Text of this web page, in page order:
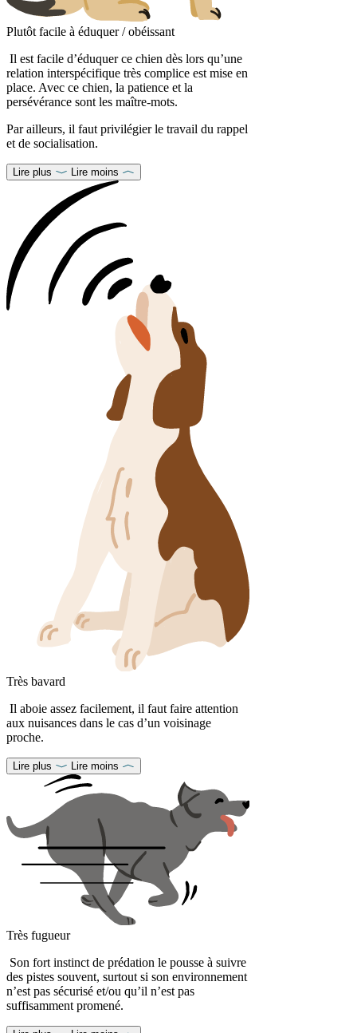
Plutôt facile à éduquer / obéissant
Il est facile d’éduquer ce chien dès lors qu’une
relation interspécifique très complice est mise en
place. Avec ce chien, la patience et la
persévérance sont les maître-mots.
Par ailleurs, il faut privilégier le travail du rappel
et de socialisation.
Lire plus Lire moins
Très bavard
Il aboie assez facilement, il faut faire attention
aux nuisances dans le cas d’un voisinage
proche.
Lire plus Lire moins
Très fugueur
Son fort instinct de prédation le pousse à suivre
des pistes souvent, surtout si son environnement
n’est pas sécurisé et/ou qu’il n’est pas
suffisamment promené.